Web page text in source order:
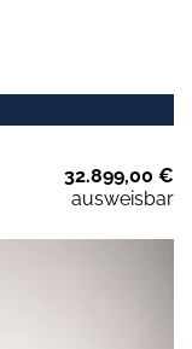
32.899,00 €
ausweisbar